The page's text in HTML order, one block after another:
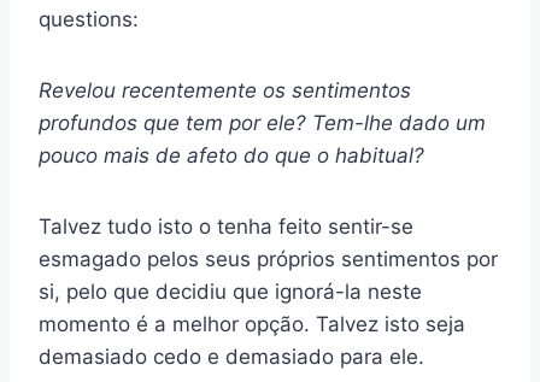
questions:
Revelou recentemente os sentimentos
profundos que tem por ele? Tem-lhe dado um
pouco mais de afeto do que o habitual?
Talvez tudo isto o tenha feito sentir-se
esmagado pelos seus próprios sentimentos por
si, pelo que decidiu que ignorá-la neste
momento é a melhor opção. Talvez isto seja
demasiado cedo e demasiado para ele.